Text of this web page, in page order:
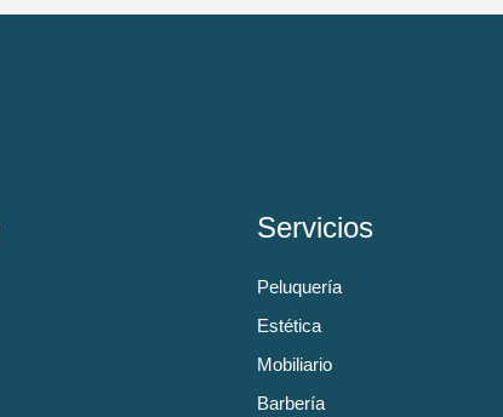
Servicios
Peluquería
Estética
Mobiliario
Barbería